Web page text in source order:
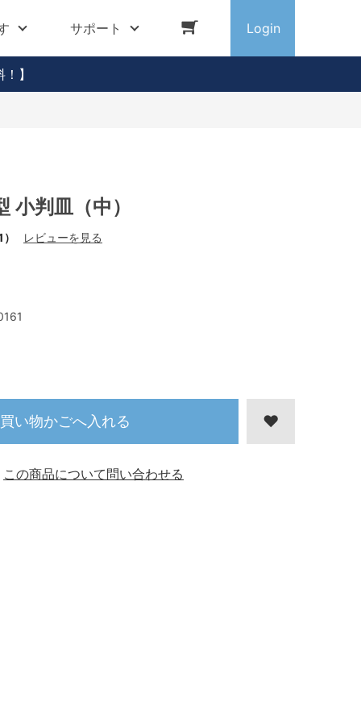
サポート Login
】
小判皿（中）
レビューを見る
買い物かごへ入れる
この商品について問い合わせる